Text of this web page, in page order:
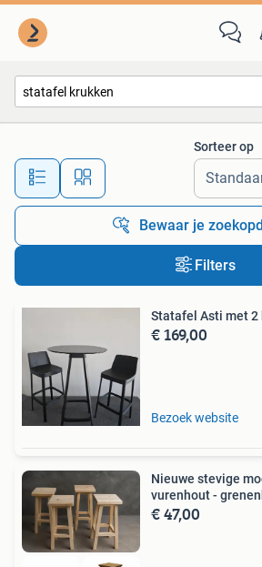
Alle afstanden…
Sorteer op
Bewaar je
Filters
Statafel Asti met 2
€ 169,00
Bezoek website
Nieuwe stevige
vurenhout -
€ 47,00